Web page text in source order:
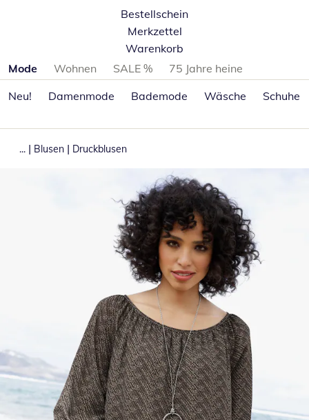
Bestellschein
Merkzettel
Warenkorb
Produktkategorien überspringen
Mode Wohnen SALE %
75 Jahre heine
Neu!
Damenmode Bademode Wäsche Schuhe
... | Blusen | Druckblusen